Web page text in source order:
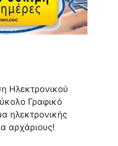
Ηλεκτρονικού
Γραφικό
ηλεκτρονικής
αρχάριους!